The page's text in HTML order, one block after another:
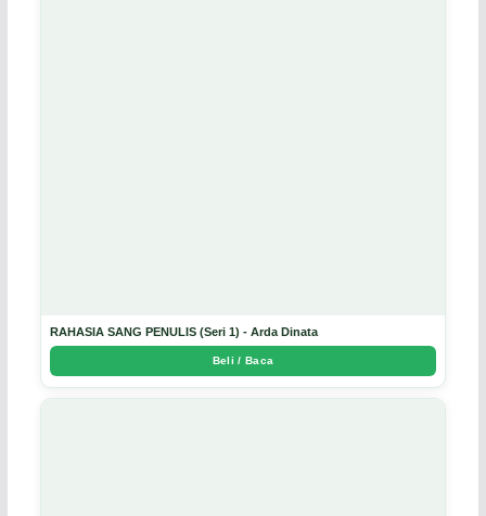
RAHASIA SANG PENULIS (Seri 1) - Arda Dinata
Beli / Baca